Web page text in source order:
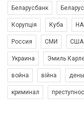
Беларусбанк
Корупція Куба
Россия СМИ США
Украина Эмиль
война війна
криминал